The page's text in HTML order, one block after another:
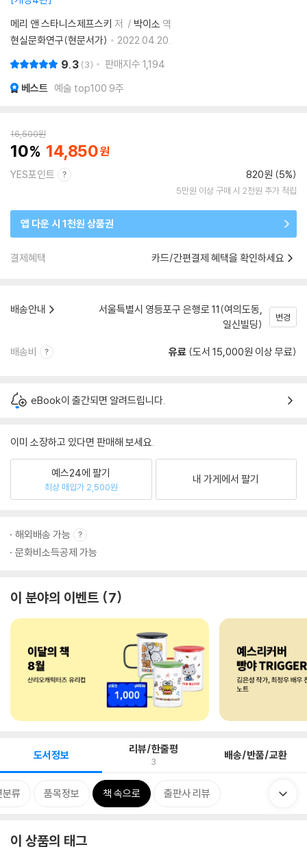
메리 앤 스타니스제프스키 저 박이소 역
현실문화연구(현문서가)
2022.04.20.
9.3 3 판매지수 1,194
베스트 예술 top100 9주
16,500원
10 14,850
YES포인트 820원 (5%)
5만원 이상 구매 시 2천원 추가 적립
앱 다운 시 1천원 상품권
결제혜택 카드/간편결제 혜택을 확인하세요
배송안내
서울특별시 영등포구 은행로 11(여의도동,
일신빌딩)
변경
배송비 유료 (도서 15,000원 이상 무료)
eBook이 출간되면 알려드립니다.
이미 소장하고 있다면 판매해 보세요.
예스24에 팔기
최상 매입가 2,500원
내 가게에서 팔기
해외배송 가능
문화비소득공제 가능
이 분야의 이벤트 7
도서정보 리뷰/한줄평
3 배송/반품/교환
분류 품목정보 책 속으로 출판사 리뷰
이 상품의 태그